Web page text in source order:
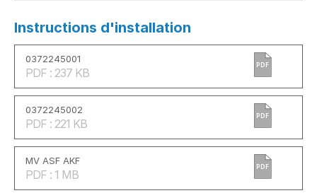
Instructions d'installation
0372245001
PDF : 237 KB
PDF
0372245002
PDF : 221 KB
PDF
MV ASF AKF
PDF : 1 MB
PDF